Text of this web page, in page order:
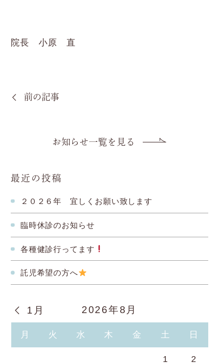
院長 小原 直
前の記事
お知らせ一覧を見る
最近の投稿
２０２６年 宜しくお願い致します
臨時休診のお知らせ
各種健診行ってます
託児希望の方へ
2026年8月
月 火 水 木 金 土 日
1月
1 2